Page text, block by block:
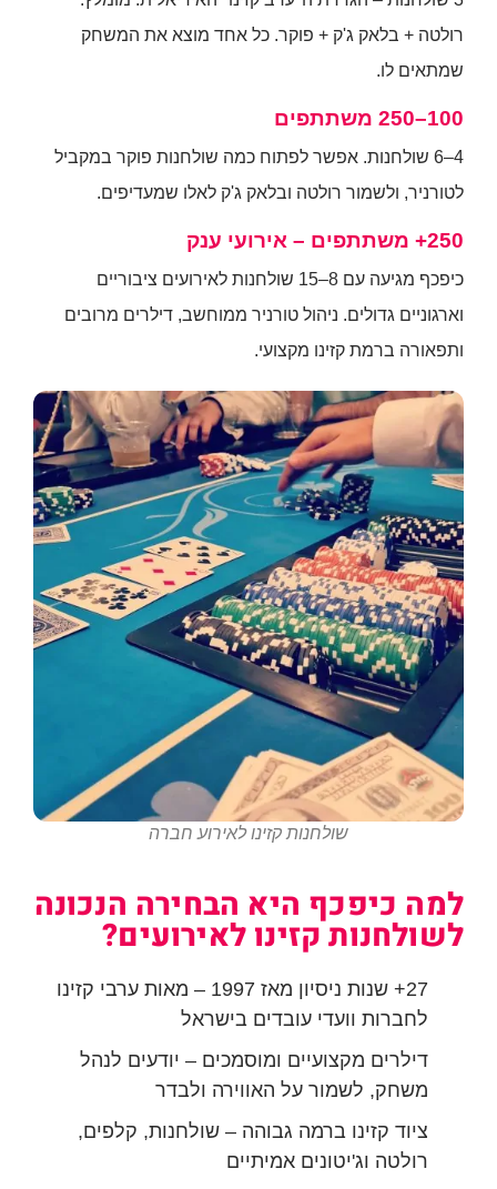
רולטה + בלאק ג'ק + פוקר. כל אחד מוצא את המשחק
שמתאים לו.
100–250 משתתפים
4–6 שולחנות. אפשר לפתוח כמה שולחנות פוקר במקביל
לטורניר, ולשמור רולטה ובלאק ג'ק לאלו שמעדיפים.
250+ משתתפים – אירועי ענק
כיפכף מגיעה עם 8–15 שולחנות לאירועים ציבוריים
וארגוניים גדולים. ניהול טורניר ממוחשב, דילרים מרובים
ותפאורה ברמת קזינו מקצועי.
שולחנות קזינו לאירוע חברה
למה כיפכף היא הבחירה הנכונה
לשולחנות קזינו לאירועים?
27+ שנות ניסיון מאז 1997 – מאות ערבי קזינו
לחברות וועדי עובדים בישראל
דילרים מקצועיים ומוסמכים – יודעים לנהל
משחק, לשמור על האווירה ולבדר
ציוד קזינו ברמה גבוהה – שולחנות, קלפים,
רולטה וג'יטונים אמיתיים